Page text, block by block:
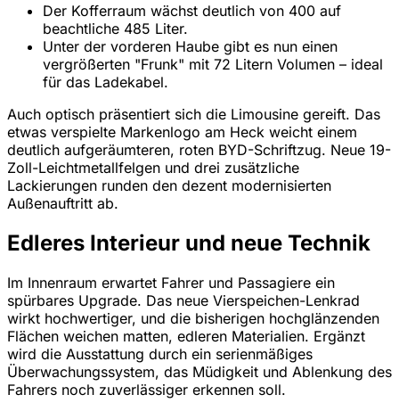
Der Kofferraum wächst deutlich von 400 auf
beachtliche 485 Liter.
Unter der vorderen Haube gibt es nun einen
vergrößerten "Frunk" mit 72 Litern Volumen – ideal
für das Ladekabel.
Auch optisch präsentiert sich die Limousine gereift. Das
etwas verspielte Markenlogo am Heck weicht einem
deutlich aufgeräumteren, roten BYD-Schriftzug. Neue 19-
Zoll-Leichtmetallfelgen und drei zusätzliche
Lackierungen runden den dezent modernisierten
Außenauftritt ab.
Edleres Interieur und neue Technik
Im Innenraum erwartet Fahrer und Passagiere ein
spürbares Upgrade. Das neue Vierspeichen-Lenkrad
wirkt hochwertiger, und die bisherigen hochglänzenden
Flächen weichen matten, edleren Materialien. Ergänzt
wird die Ausstattung durch ein serienmäßiges
Überwachungssystem, das Müdigkeit und Ablenkung des
Fahrers noch zuverlässiger erkennen soll.